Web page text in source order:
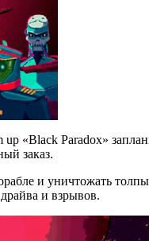
«Black Paradox»
заказ.
и уничтожать
и взрывов.